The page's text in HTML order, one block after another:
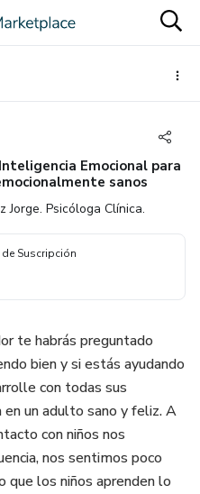
Emocional para
sanos
Jorge. Psicóloga Clínica.
Suscripción
te habrás preguntado
bien y si estás ayudando
con todas sus
un adulto sano y feliz. A
con niños nos
nos sentimos poco
que los niños aprenden lo